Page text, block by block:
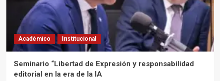
Académico Institucional
Seminario “Libertad de Expresión y responsabilidad
editorial en la era de la IA